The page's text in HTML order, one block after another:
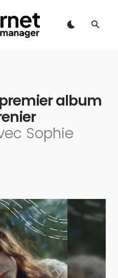
premier album
Sophie